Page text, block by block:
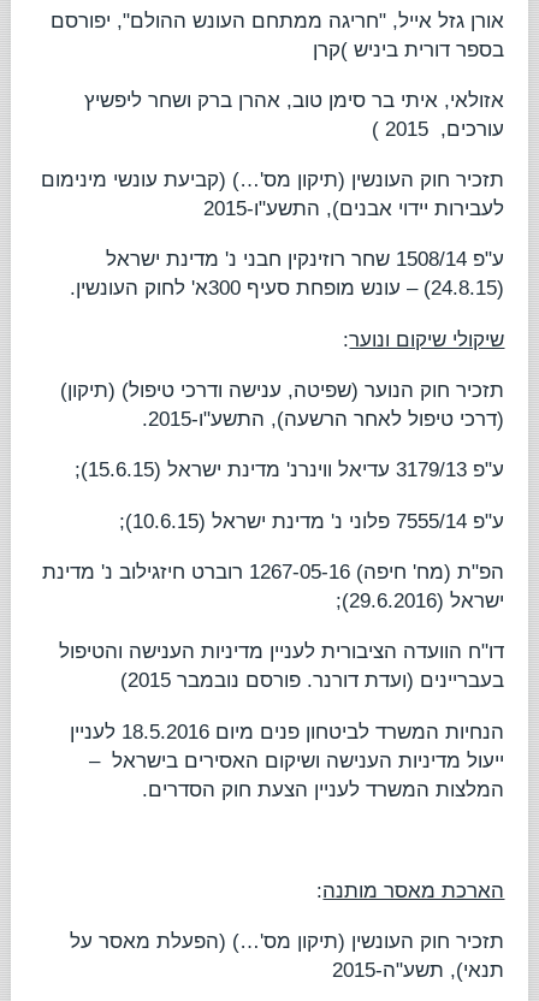
אורן גזלאייל, "חריגה ממתחם העונש ההולם", יפורסם
בספר דורית ביניש )קרן
אזולאי, איתי בר סימן טוב, אהרן ברק ושחר ליפשיץ
עורכים, 2015 )
תזכיר חוק העונשין (תיקון מס'…) (קביעת עונשי מינימום
לעבירות יידוי אבנים), התשע"ו-2015
ע"פ 1508/14
שחר רוזינקין חבני נ' מדינת ישראל
(24.8.15) – עונש מופחת סעיף 300א' לחוק העונשין.
שיקולי שיקום ונוער:
תזכיר חוק הנוער (שפיטה, ענישה ודרכי טיפול) (תיקון)
(דרכי טיפול לאחר הרשעה), התשע"ו-2015.
ע"פ 3179/13 עדיאל ווינרנ' מדינת ישראל(15.6.15);
ע"פ 7555/14 פלוני נ' מדינת ישראל(10.6.15);
הפ"ת (מח' חיפה) 1267-05-16
רוברט חיזגילוב נ' מדינת
ישראל(29.6.2016);
דו"ח הוועדה הציבורית לעניין מדיניות הענישה והטיפול
בעבריינים (ועדת דורנר. פורסם נובמבר 2015)
הנחיות המשרד לביטחון פנים מיום 18.5.2016 לעניין
ייעול מדיניות הענישה ושיקום האסירים בישראל –
המלצות המשרד לעניין הצעת חוק הסדרים.
הארכת מאסר מותנה:
תזכיר חוק העונשין (תיקון מס'…) (הפעלת מאסר על
תנאי), תשע"ה-2015